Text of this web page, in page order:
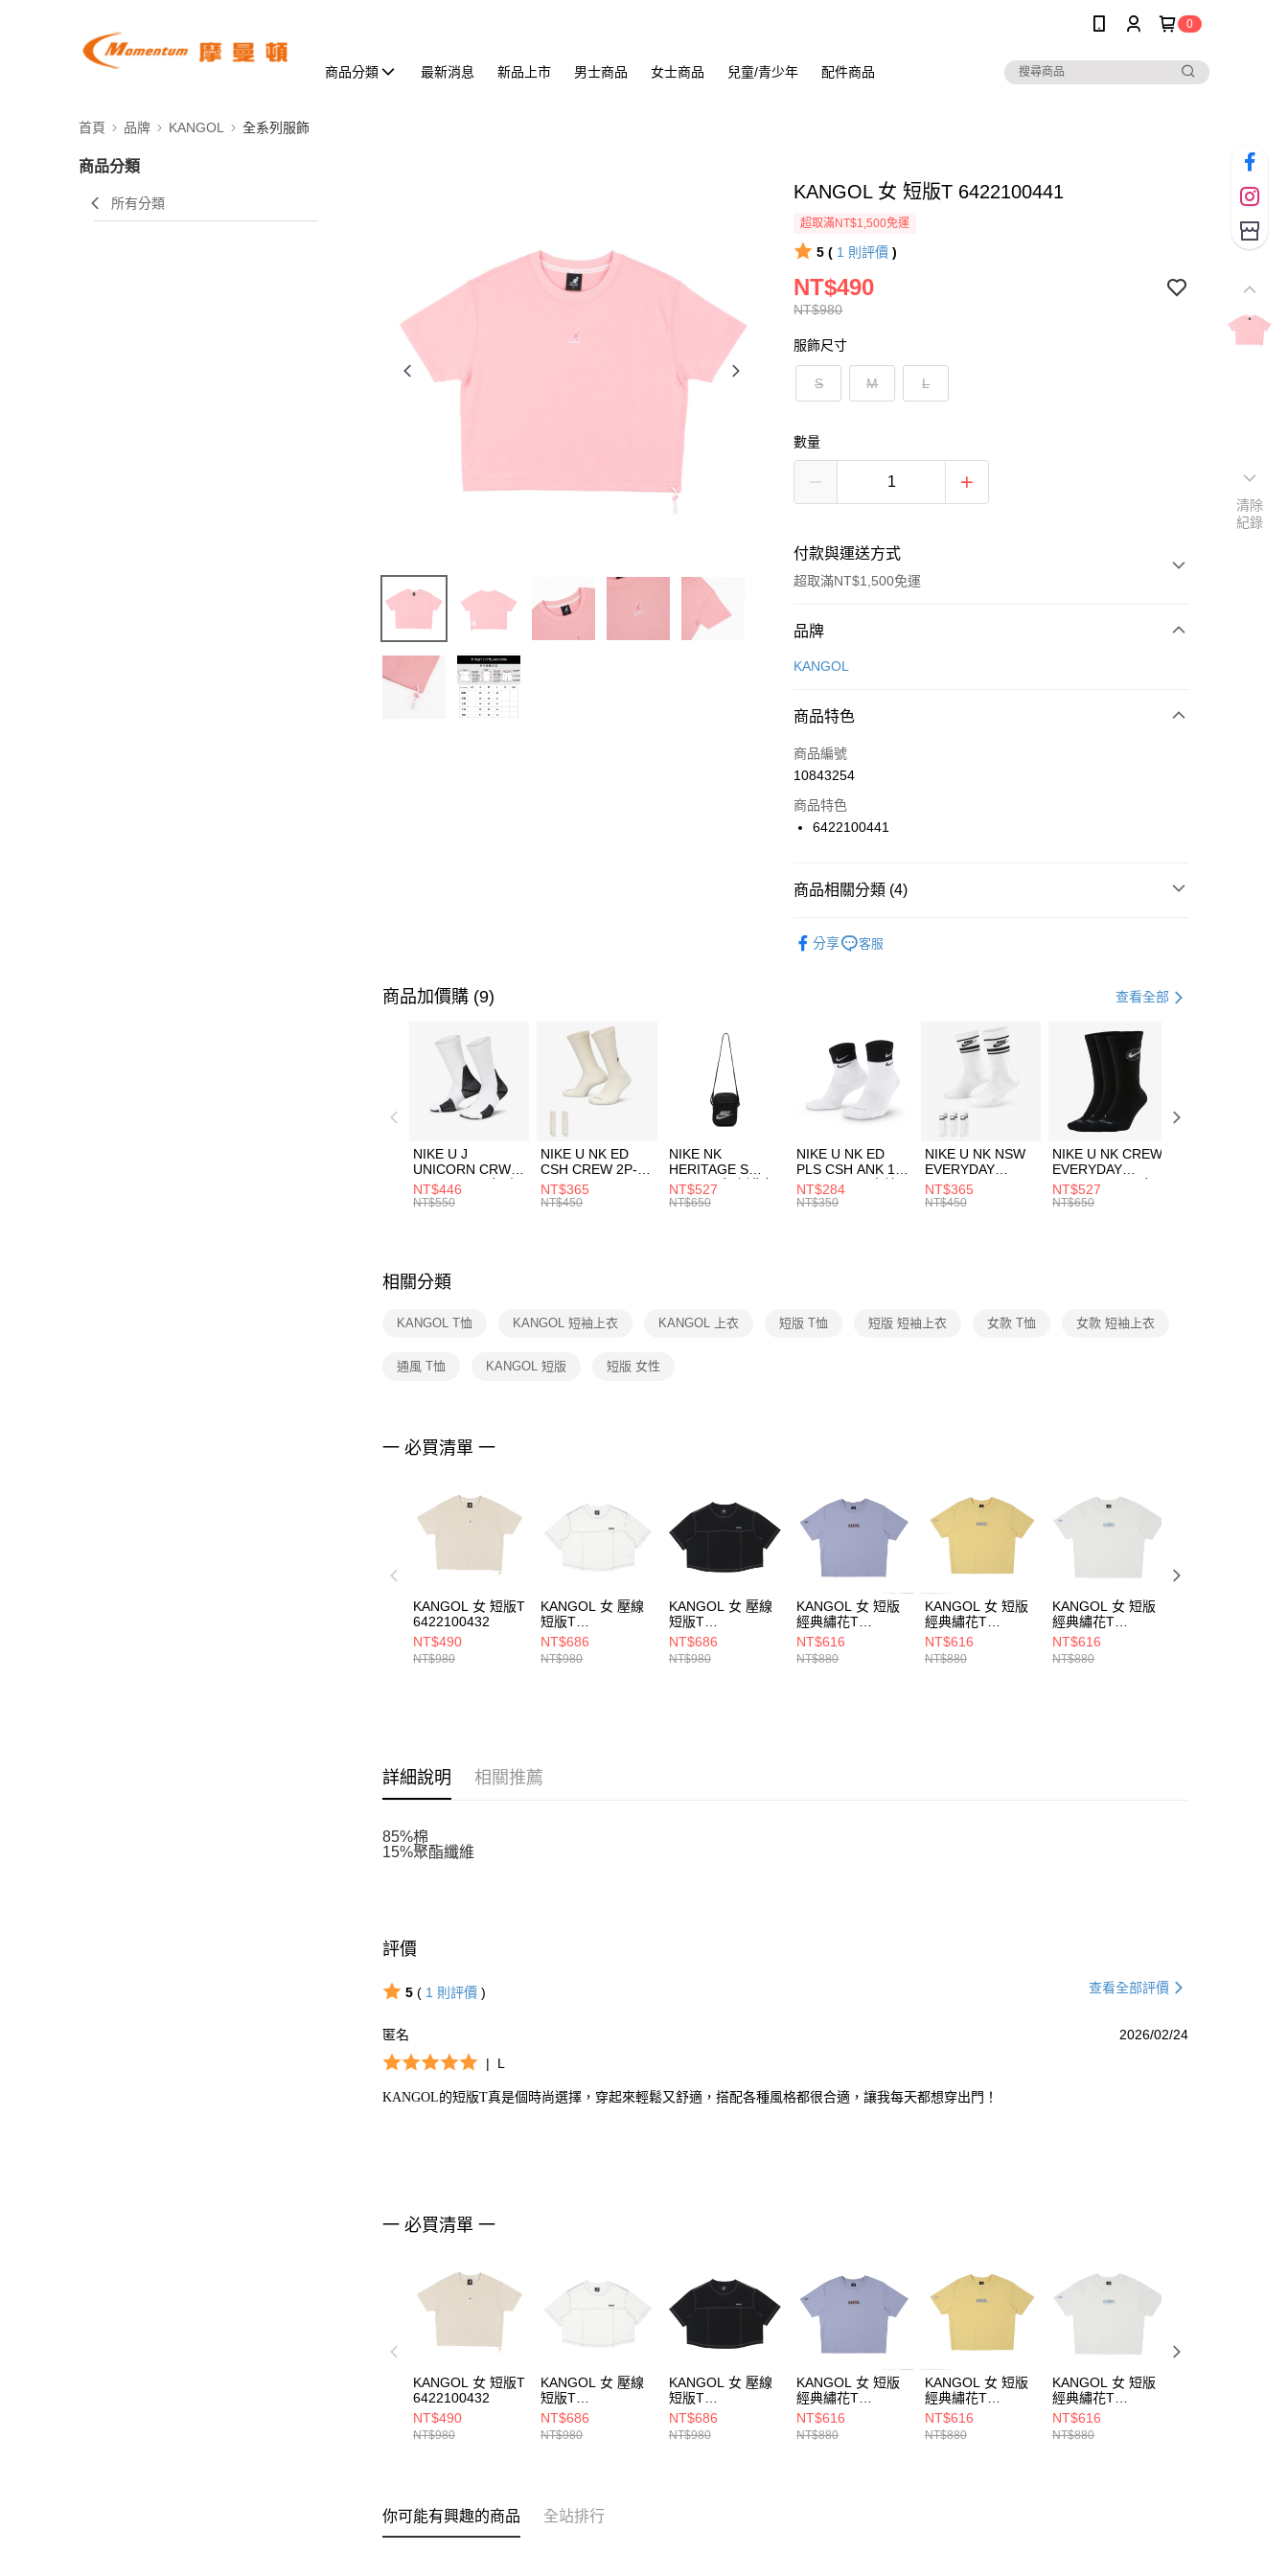
0
商品分類 最新消息 新品上市 男士商品 女士商品 兒童/青少年 配件商品
首頁 品牌 KANGOL 全系列服飾
商品分類
所有分類
KANGOL 女 短版T 6422100441
超取滿NT$1,500免運
5 ( 1 則評價 )
NT$980
NT$490
服飾尺寸
S M L
數量
付款與運送方式
超取滿NT$1,500免運
付款方式
信用卡一次付款
合作金庫商業銀行
華南商業銀行
上海商業儲蓄銀行
國泰世華商業銀行
聯邦商業銀行
台新國際商業銀行
LINE Pay
Apple Pay
【關於「AFTEE先享後付」】
３．安心：先確認商品／服務後，再付款。
【「AFTEE先享後付」結帳流程】
１．於結帳方式選擇「AFTEE先享後付」後，將跳轉至「AFTEE先享後
付」結帳頁面，進行簡訊認證並確認金額後，即可完成結帳。
２．訂單成立數日內，您將收到繳費通知簡訊。
３．收到繳費通知簡訊後14天內，點擊此簡訊中的連結，可透過四大超商
／ATM／網路銀行／等多元方式進行付款，方視為交易完成。
※ 請注意：結帳手續完成當下不需立刻繳費，但若您需要取消訂單，請聯
絡購買商品的店家。未經商家同意取消之訂單仍視為有效，需透過AFTEE
先享後付繳納相關費用。
交易，需依本服務之必要範圍內提供個人資料，並將交易相關給付款項請
５．嚴禁一人註冊多個帳號或使用他人資訊註冊。若發現惡意使用之情
形，恩沛科技股份有限公司將有權停止該用戶之使用額度並採取法律行
動。
每筆NT$100，滿NT$1,500(含以上)免運費
每筆NT$100，滿NT$1,500(含以上)免運費
品牌
KANGOL
商品特色
商品編號
10843254
商品特色
6422100441
商品相關分類 (4)
分享 客服
商品加價購 (9) 查看全部
NIKE U J
UNICORN CRW
1PR -160 男女 中
統襪 FZ3393100
NT$446
NT$550
NIKE U NK ED
CSH CREW 2P-
144 EMBRDY 男
女 短統襪
NT$365
NT$450
NIKE NK
HERITAGE S
SMIT 男女 側背包
BA5871010
NT$527
NT$650
NIKE U NK ED
PLS CSH ANK 1P
144 DBL 男 中統
襪 DH4058104
NT$284
NT$350
NIKE U NK NSW
EVERYDAY
ESSENTIAL CR
男女 短統襪
NT$365
NT$450
NIKE U NK CREW
EVERYDAY
BBALL 3PR 男女
長統襪
NT$527
NT$650
相關分類
KANGOL T恤 KANGOL 短袖上衣 KANGOL 上衣 短版 T恤 短版 短袖上衣 女款 T恤 女款 短袖上衣
通風 T恤 KANGOL 短版 短版 女性
一 必買清單 一
KANGOL 女 短版T
6422100432
NT$490
NT$980
KANGOL 女 壓線
短版T
6522100100
NT$686
NT$980
KANGOL 女 壓線
短版T
6522100120
NT$686
NT$980
KANGOL 女 短版
經典繡花T
6522101091
NT$616
NT$880
KANGOL 女 短版
經典繡花T
6522101061
NT$616
NT$880
KANGOL 女 短版
經典繡花T
6522101000
NT$616
NT$880
詳細說明 相關推薦
85%棉
15%聚酯纖維
評價
5( 1 則評價 ) 查看全部評價
匿名
2026/02/24
|
L
KANGOL的短版T真是個時尚選擇，穿起來輕鬆又舒適，搭配各種風格都很合適，讓我每天都想穿出門！
一 必買清單 一
KANGOL 女 短版T
6422100432
NT$490
NT$980
KANGOL 女 壓線
短版T
6522100100
NT$686
NT$980
KANGOL 女 壓線
短版T
6522100120
NT$686
NT$980
KANGOL 女 短版
經典繡花T
6522101091
NT$616
NT$880
KANGOL 女 短版
經典繡花T
6522101061
NT$616
NT$880
KANGOL 女 短版
經典繡花T
6522101000
NT$616
NT$880
你可能有興趣的商品 全站排行
清除
紀錄